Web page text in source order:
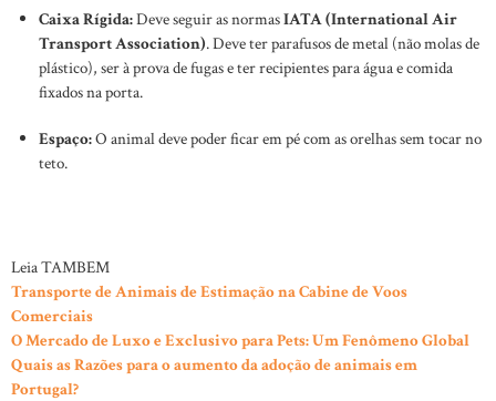
Caixa Rígida:Deve seguir as normasIATA (International Air
Transport Association). Deve ter parafusos de metal (não molas de
plástico), ser à prova de fugas e ter recipientes para água e comida
fixados na porta.
Espaço:O animal deve poder ficar em pé com as orelhas sem tocar no
teto.
Leia TAMBEM
Transporte de Animais de Estimação na Cabine de Voos
Comerciais
O Mercado de Luxo e Exclusivo para Pets: Um Fenômeno Global
Quais as Razões para o aumento da adoção de animais em
Portugal?